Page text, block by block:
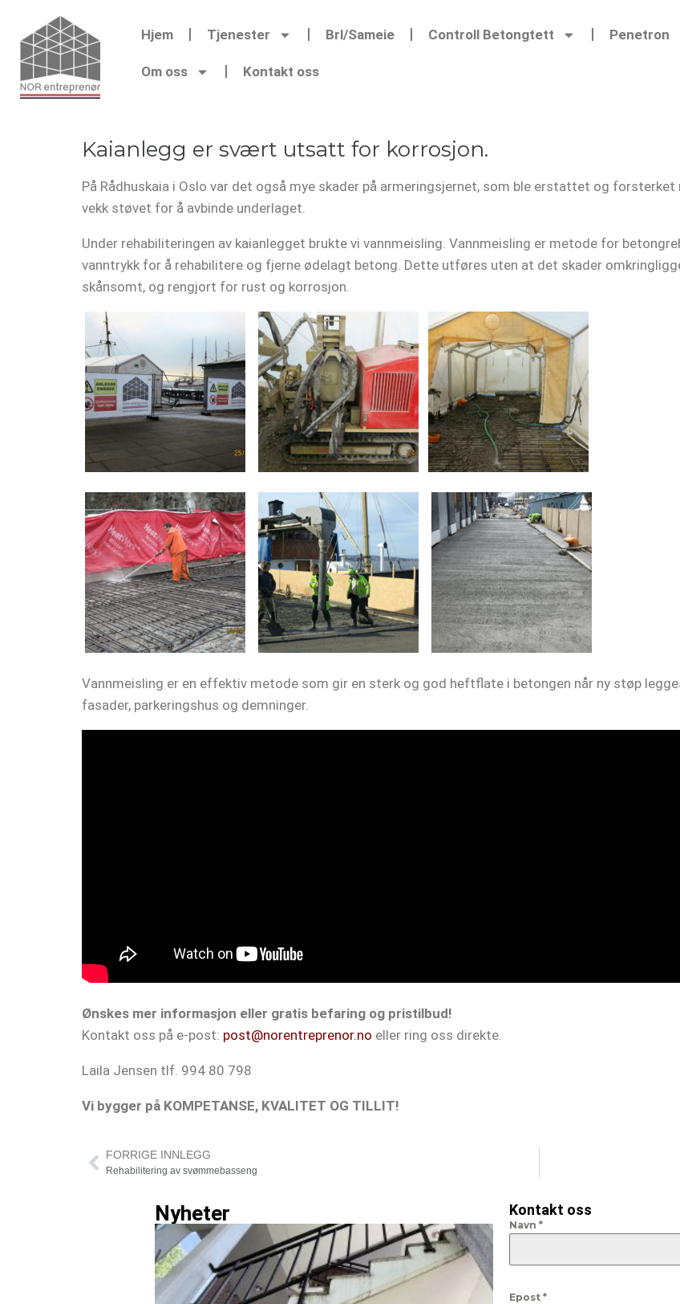
Hjem Tjenester Brl/Sameie Controll Betongtett Penetron
Om oss Kontakt oss
Kaianlegg er svært utsatt for korrosjon.
På Rådhuskaia i Oslo var det også mye skader på armeringsjernet, som ble erstattet og
vekk støvet for å avbinde underlaget.
Under rehabiliteringen av kaianlegget brukte vi vannmeisling. Vannmeisling er metode for
vanntrykk for å rehabilitere og fjerne ødelagt betong. Dette utføres uten at det skader
skånsomt, og rengjort for rust og korrosjon.
Vannmeisling er en effektiv metode som gir en sterk og god heftflate i betongen når ny støp
fasader, parkeringshus og demninger.
Ønskes mer informasjon eller gratis befaring og pristilbud!
Kontakt oss på e-post: post@norentreprenor.no eller ring oss direkte.
Laila Jensen tlf. 994 80 798
Vi bygger på KOMPETANSE, KVALITET OG TILLIT!
FORRIGE INNLEGG
Rehabilitering av svømmebasseng
Nyheter Kontakt oss
Navn *
Epost *